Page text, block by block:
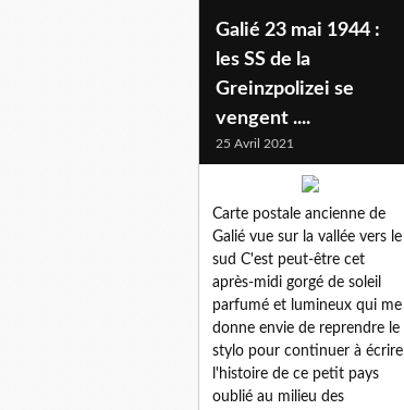
Galié 23 mai 1944 :
les SS de la
Greinzpolizei se
vengent ....
25 Avril 2021
Carte postale ancienne de
Galié vue sur la vallée vers le
sud C'est peut-être cet
après-midi gorgé de soleil
parfumé et lumineux qui me
donne envie de reprendre le
stylo pour continuer à écrire
l'histoire de ce petit pays
oublié au milieu des